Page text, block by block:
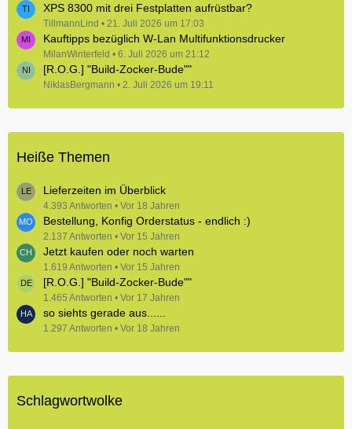
ä
g
e
XPS 8300 mit drei Festplatten aufrüstbar?
TillmannLind 21. Juli 2026 um 17:03
Kauftipps bezüglich W-Lan Multifunktionsdrucker
MilanWinterfeld 6. Juli 2026 um 21:12
[R.O.G.] "Build-Zocker-Bude""
NiklasBergmann 2. Juli 2026 um 19:11
Heiße Themen
Lieferzeiten im Überblick
4.393 Antworten Vor 18 Jahren
Bestellung, Konfig Orderstatus - endlich :)
2.137 Antworten Vor 15 Jahren
Jetzt kaufen oder noch warten
1.619 Antworten Vor 15 Jahren
[R.O.G.] "Build-Zocker-Bude""
1.465 Antworten Vor 17 Jahren
so siehts gerade aus......
1.297 Antworten Vor 18 Jahren
Schlagwortwolke